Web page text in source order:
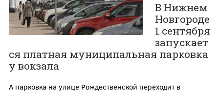
В Нижнем
Новгороде
1 сентября
запускает
ся платная муниципальная парковка
у вокзала
А парковка на улице Рождественской переходит в